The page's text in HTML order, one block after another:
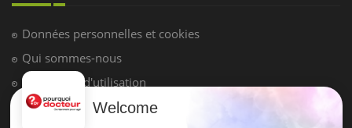
Données personnelles et cookies
Qui sommes-nous
Conditions d'utilisation
Plan du site
Welcome